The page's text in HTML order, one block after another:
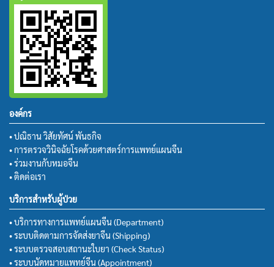
องค์กร
• ปณิธาน วิสัยทัศน์ พันธกิจ
• การตรวจวินิจฉัยโรคด้วยศาสตร์การแพทย์แผนจีน
• ร่วมงานกับหมอจีน
• ติดต่อเรา
บริการสำหรับผู้ป่วย
• บริการทางการแพทย์แผนจีน (Department)
• ระบบติดตามการจัดส่งยาจีน (Shipping)
• ระบบตรวจสอบสถานะใบยา (Check Status)
• ระบบนัดหมายแพทย์จีน (Appointment)